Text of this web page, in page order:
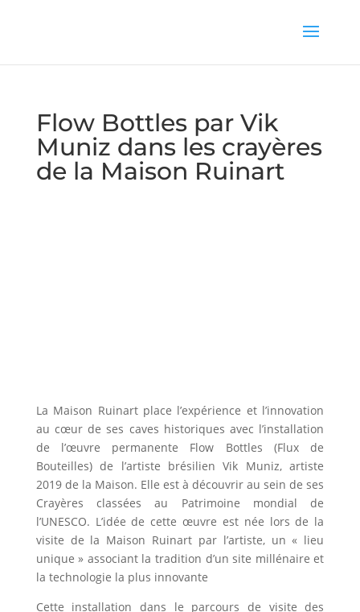
Flow Bottles par Vik
Muniz dans les crayères
de la Maison Ruinart
La Maison Ruinart place l’expérience et l’innovation
au cœur de ses caves historiques avec l’installation
de l’œuvre permanente Flow Bottles (Flux de
Bouteilles) de l’artiste brésilien Vik Muniz, artiste
2019 de la Maison. Elle est à découvrir au sein de ses
Crayères classées au Patrimoine mondial de
l’UNESCO. L’idée de cette œuvre est née lors de la
visite de la Maison Ruinart par l’artiste, un « lieu
unique » associant la tradition d’un site millénaire et
la technologie la plus innovante
Cette installation dans le parcours de visite des